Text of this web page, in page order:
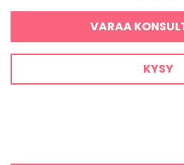
VARAA
KYSY